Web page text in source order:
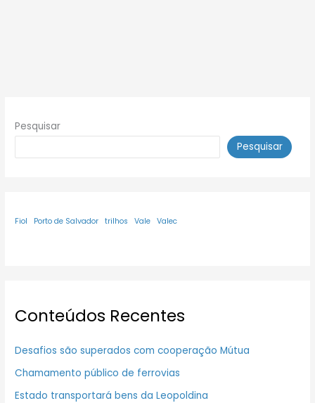
Pesquisar
Pesquisar
Fiol Porto de Salvador trilhos Vale Valec
Conteúdos Recentes
Desafios são superados com cooperação Mútua
Chamamento público de ferrovias
Estado transportará bens da Leopoldina